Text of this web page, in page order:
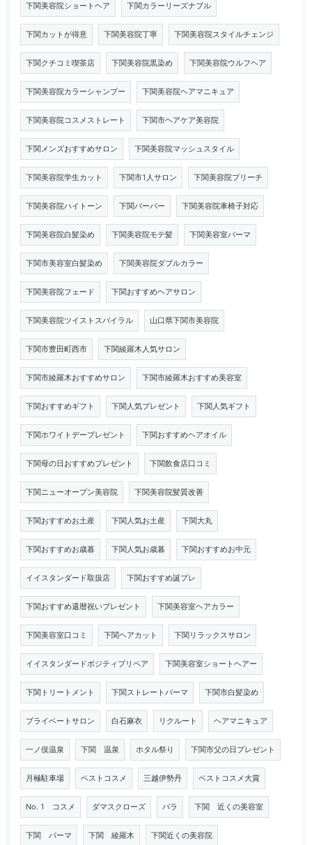
下関美容院ショートヘア 下関カラーリーズナブル
下関カットが得意 下関美容院丁寧 下関美容院スタイルチェンジ
下関クチコミ喫茶店 下関美容院黒染め 下関美容院ウルフヘア
下関美容院カラーシャンプー 下関美容院ヘアマニキュア
下関美容院コスメストレート 下関市ヘアケア美容院
下関メンズおすすめサロン 下関美容院マッシュスタイル
下関美容院学生カット 下関市1人サロン 下関美容院ブリーチ
下関美容院ハイトーン 下関バーバー 下関美容院車椅子対応
下関美容院白髪染め 下関美容院モテ髪 下関美容室パーマ
下関市美容室白髪染め 下関美容院ダブルカラー
下関美容院フェード 下関おすすめヘアサロン
下関美容院ツイストスパイラル 山口県下関市美容院
下関市豊田町西市 下関綾羅木人気サロン
下関市綾羅木おすすめサロン 下関市綾羅木おすすめ美容室
下関おすすめギフト 下関人気プレゼント 下関人気ギフト
下関ホワイトデープレゼント 下関おすすめヘアオイル
下関母の日おすすめプレゼント 下関飲食店口コミ
下関ニューオープン美容院 下関美容院髪質改善
下関おすすめお土産 下関人気お土産 下関大丸
下関おすすめお歳暮 下関人気お歳暮 下関おすすめお中元
イイスタンダード取扱店 下関おすすめ誕プレ
下関おすすめ還暦祝いプレゼント 下関美容室ヘアカラー
下関美容室口コミ 下関ヘアカット 下関リラックスサロン
イイスタンダードポジティブリペア 下関美容室ショートヘアー
下関トリートメント 下関ストレートパーマ 下関市白髪染め
プライベートサロン 白石麻衣 リクルート ヘアマニキュア
一ノ俣温泉 下関 温泉 ホタル祭り 下関市父の日プレゼント
月極駐車場 ベストコスメ 三越伊勢丹 ベストコスメ大賞
No. 1 コスメ ダマスクローズ バラ 下関 近くの美容室
下関 パーマ 下関 綾羅木 下関近くの美容院